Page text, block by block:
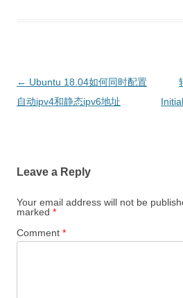
Post
navigation
← Ubuntu 18.04如何同时配置
自动ipv4和静态ipv6地址
Leave a Reply
Your email address will not be
marked *
Comment *